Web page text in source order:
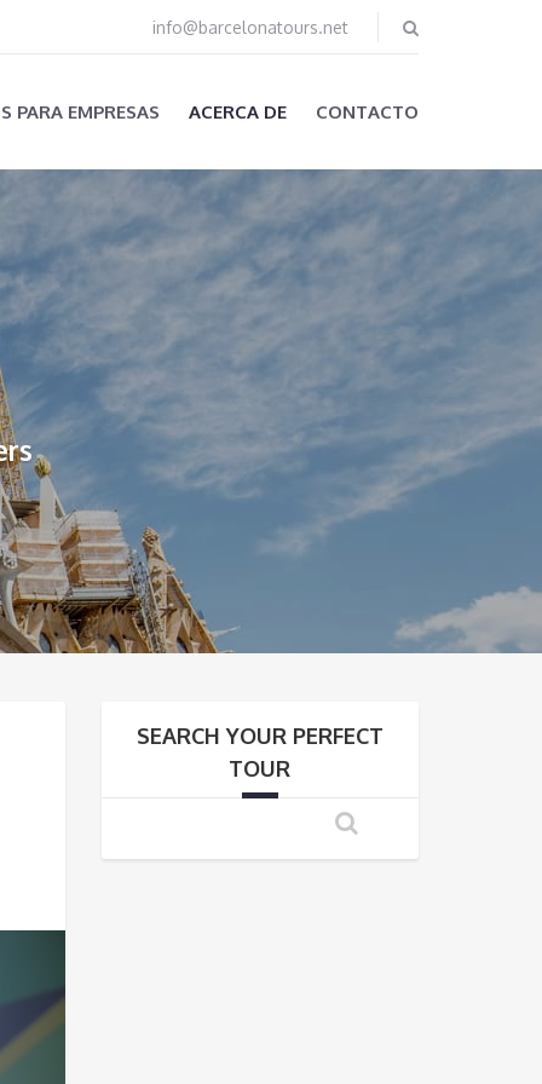
info@barcelonatours.net
PARA EMPRESAS ACERCA DE CONTACTO
SEARCH YOUR PERFECT
TOUR